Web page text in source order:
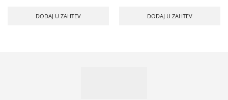
DODAJ U ZAHTEV DODAJ U ZAHTEV